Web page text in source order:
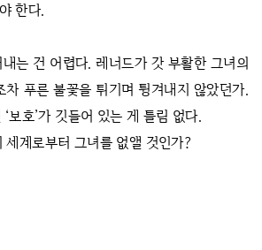
한다.
는 건 어렵다. 레너드가 갓 부활한 그녀의
차 푸른 불꽃을 튀기며 튕겨내지 않았던가.
보호’가 깃들어 있는 게 틀림 없다.
세계로부터 그녀를 없앨 것인가?